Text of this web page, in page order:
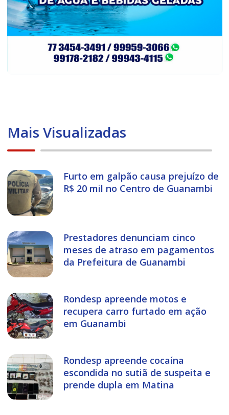
Mais Visualizadas
Furto em galpão causa prejuízo de
R$ 20 mil no Centro de Guanambi
Prestadores denunciam cinco
meses de atraso em pagamentos
da Prefeitura de Guanambi
Rondesp apreende motos e
recupera carro furtado em ação
em Guanambi
Rondesp apreende cocaína
escondida no sutiã de suspeita e
prende dupla em Matina